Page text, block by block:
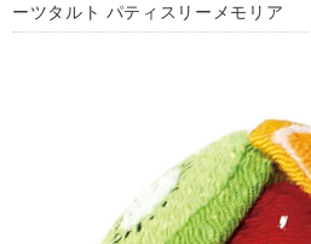
ーツタルト パティスリーメモリア